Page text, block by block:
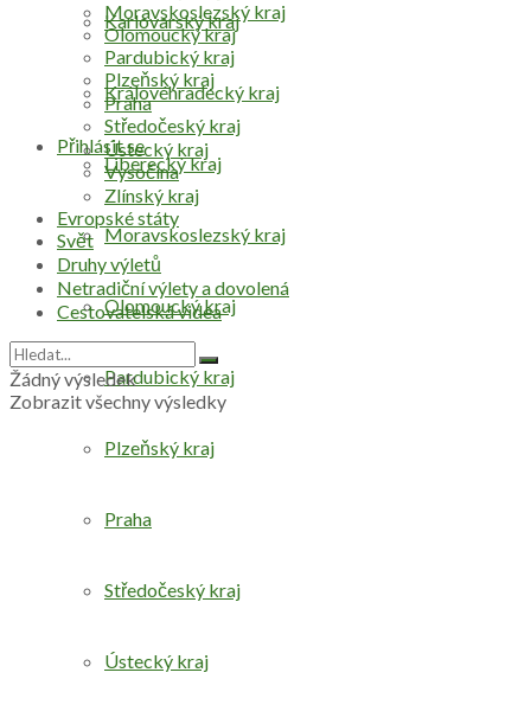
Přihlásit se
Karlovarský kraj
Královéhradecký kraj
Liberecký kraj
Moravskoslezský kraj
Olomoucký kraj
Pardubický kraj
Plzeňský kraj
Praha
Středočeský kraj
Ústecký kraj
Moravskoslezský kraj
Olomoucký kraj
Pardubický kraj
Plzeňský kraj
Praha
Středočeský kraj
Ústecký kraj
Vysočina
Zlínský kraj
Evropské státy
Svět
Druhy výletů
Netradiční výlety a dovolená
Cestovatelská videa
Žádný výsledek
Zobrazit všechny výsledky